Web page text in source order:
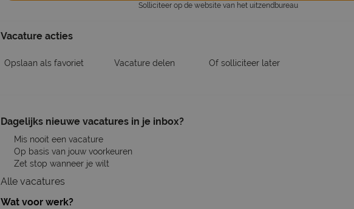
Solliciteer op de website van het uitzendbureau
Vacature acties
Opslaan als favoriet Vacature delen Of solliciteer later
Dagelijks nieuwe vacatures in je inbox?
Mis nooit een vacature
Op basis van jouw voorkeuren
Zet stop wanneer je wilt
Alle vacatures
Wat voor werk?